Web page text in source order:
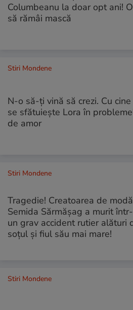
Columbeanu la doar opt ani! O
să rămâi mască
Stiri Mondene
N-o să-ți vină să crezi. Cu cine
se sfătuiește Lora în
de amor
Stiri Mondene
Tragedie! Creatoarea de modă
Semida Sărmășag a murit într-
un grav accident rutier alături
soțul și fiul său mai mare!
Stiri Mondene